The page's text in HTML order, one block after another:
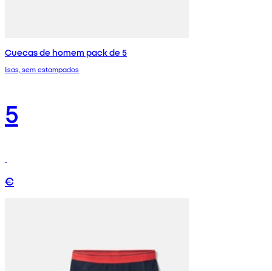
Cuecas de homem pack de 5
lisas, sem estampados
5
€